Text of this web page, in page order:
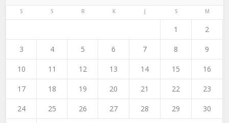
S S R K J S M
1 2
3 4 5 6 7 8 9
10 11 12 13 14 15 16
17 18 19 20 21 22 23
24 25 26 27 28 29 30